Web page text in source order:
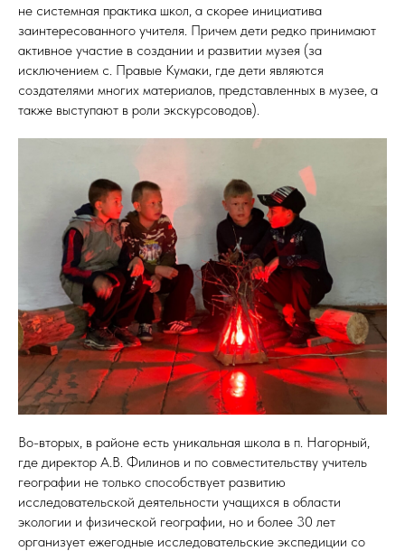
не системная практика школ, а скорее инициатива
заинтересованного учителя. Причем дети редко принимают
активное участие в создании и развитии музея (за
исключением с. Правые Кумаки, где дети являются
создателями многих материалов, представленных в музее, а
также выступают в роли экскурсоводов).
Во-вторых, в районе есть уникальная школа в п. Нагорный,
где директор А.В. Филинов и по совместительству учитель
географии не только способствует развитию
исследовательской деятельности учащихся в области
экологии и физической географии, но и более 30 лет
организует ежегодные исследовательские экспедиции со